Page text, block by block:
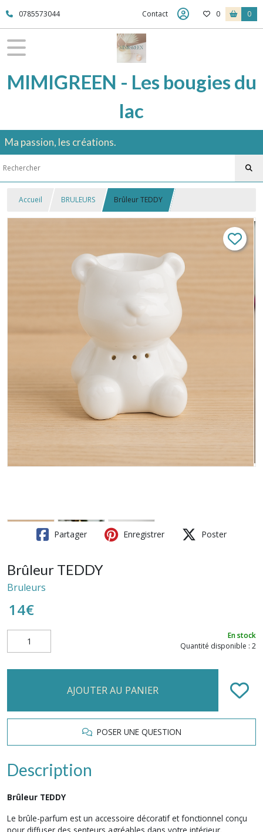
0785573044 Contact 0 0
MIMIGREEN - Les bougies du
lac
Ma passion, les créations.
Accueil BRULEURS Brûleur TEDDY
Partager Enregistrer Poster
Brûleur TEDDY
Bruleurs
14€
En stock
Quantité disponible : 2
AJOUTER AU PANIER
POSER UNE QUESTION
Description
Brûleur TEDDY
Le brûle-parfum est un accessoire décoratif et fonctionnel conçu